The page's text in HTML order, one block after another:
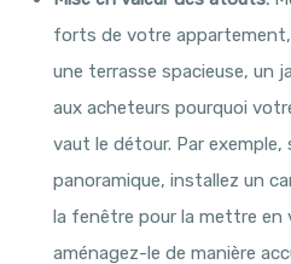
forts de votre appartement,
une terrasse spacieuse, un
aux acheteurs pourquoi
vaut le détour. Par exemple,
panoramique, installez un
la fenêtre pour la mettre en
aménagez-le de manière